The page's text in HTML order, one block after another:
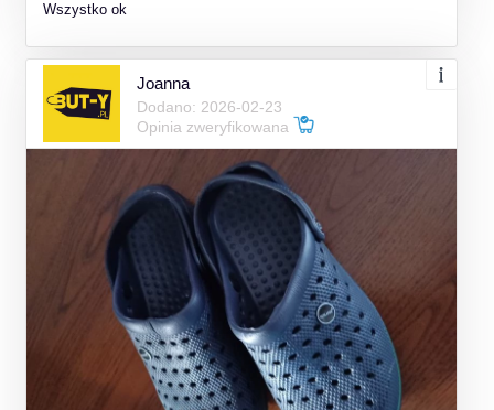
Wszystko ok
Joanna
Dodano: 2026-02-23
Opinia zweryfikowana